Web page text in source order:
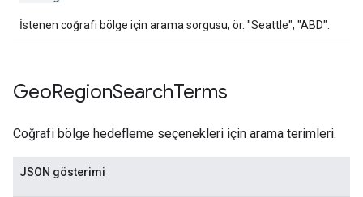
İstenen coğrafi bölge için arama sorgusu, ör. "Seattle", "ABD".
GeoRegionSearchTerms
Coğrafi bölge hedefleme seçenekleri için arama terimleri.
JSON gösterimi